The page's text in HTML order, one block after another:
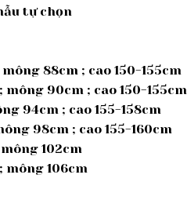
tự chọn
88cm ; cao 150-155cm
90cm ; cao 150-155cm
94cm ; cao 155-158cm
98cm ; cao 155-160cm
102cm
mông 106cm